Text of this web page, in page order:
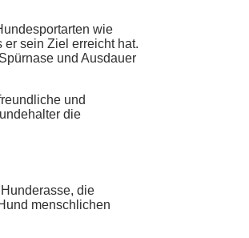
wie
sein Ziel erreicht hat.
und Ausdauer
und
die
die
menschlichen